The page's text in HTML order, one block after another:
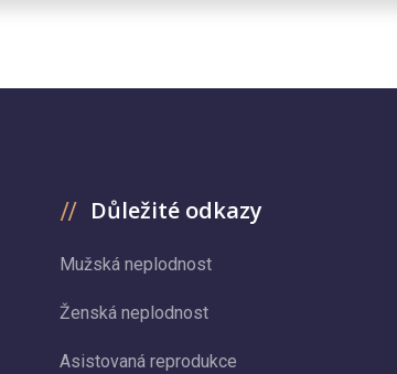
Důležité odkazy
Mužská neplodnost
Ženská neplodnost
Asistovaná reprodukce